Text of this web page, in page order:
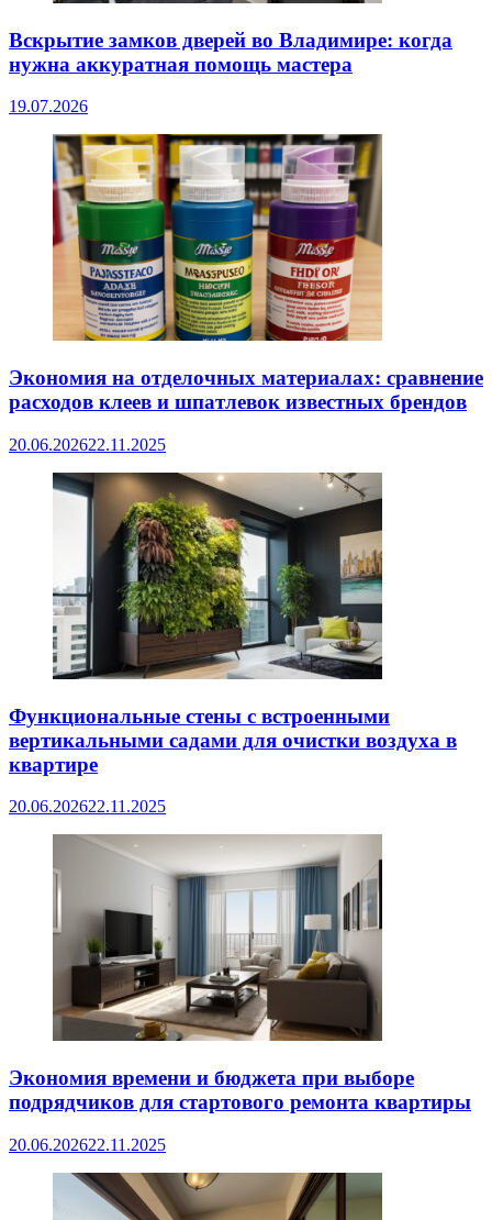
Вскрытие замков дверей во Владимире: когда
нужна аккуратная помощь мастера
19.07.2026
Экономия на отделочных материалах: сравнение
расходов клеев и шпатлевок известных брендов
20.06.202622.11.2025
Функциональные стены с встроенными
вертикальными садами для очистки воздуха в
квартире
20.06.202622.11.2025
Экономия времени и бюджета при выборе
подрядчиков для стартового ремонта квартиры
20.06.202622.11.2025